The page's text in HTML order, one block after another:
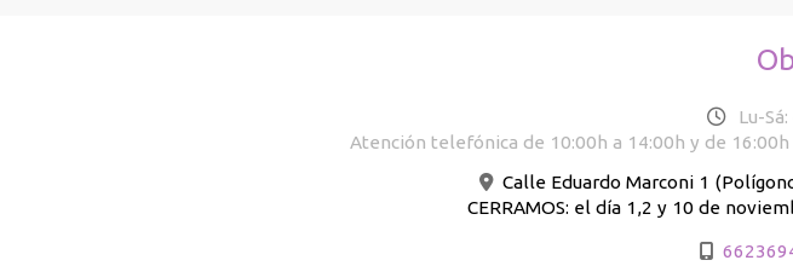
Lu-
Atención telefónica de 10:00h a 14:00h y de
Calle Eduardo Marconi 1
CERRAMOS: el día 1,2 y 10 de